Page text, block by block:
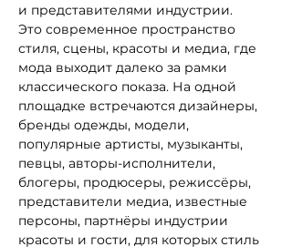
и представителями индустрии.
Это современное пространство
стиля, сцены, красоты и медиа, где
мода выходит далеко за рамки
классического показа. На одной
площадке встречаются дизайнеры,
бренды одежды, модели,
популярные артисты, музыканты,
певцы, авторы-исполнители,
блогеры, продюсеры, режиссёры,
представители медиа, известные
персоны, партнёры индустрии
красоты и гости, для которых стиль